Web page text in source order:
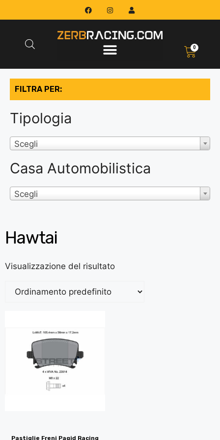
0
FILTRA PER:
Tipologia
Scegli
Casa Automobilistica
Scegli
Hawtai
Visualizzazione del risultato
Pastiglie Freni Pagid Racing